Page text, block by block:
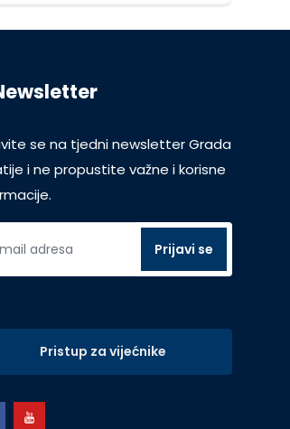
se na tjedni newsletter Grada
i ne propustite važne i korisne
Pristup za vijećnike